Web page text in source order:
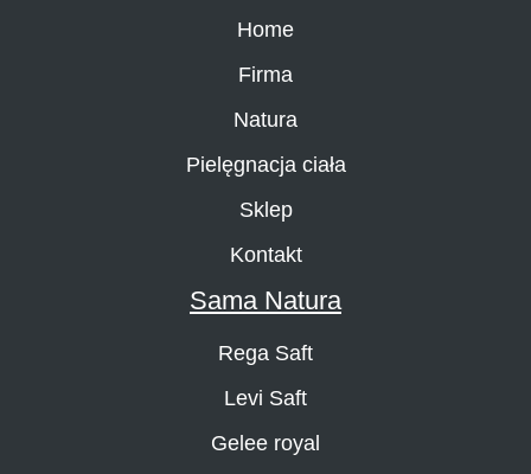
Home
Firma
Natura
Pielęgnacja ciała
Sklep
Kontakt
Sama Natura
Rega Saft
Levi Saft
Gelee royal